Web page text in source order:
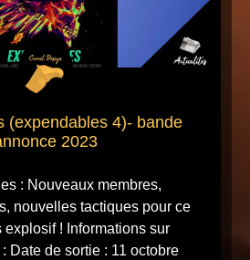
(expendables 4)- bande
2023
: Nouveaux membres,
nouvelles tactiques pour ce
explosif ! Informations sur
Date de sortie : 11 octobre